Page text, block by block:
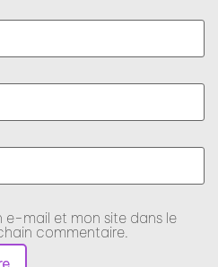
e-mail et mon site dans le
commentaire.